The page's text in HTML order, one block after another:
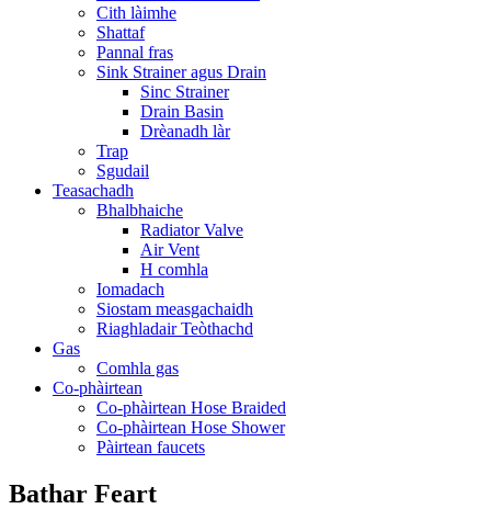
Cith làimhe
Shattaf
Pannal fras
Sink Strainer agus Drain
Sinc Strainer
Drain Basin
Drèanadh làr
Trap
Sgudail
Teasachadh
Bhalbhaiche
Radiator Valve
Air Vent
H comhla
Iomadach
Siostam measgachaidh
Riaghladair Teòthachd
Gas
Comhla gas
Co-phàirtean
Co-phàirtean Hose Braided
Co-phàirtean Hose Shower
Pàirtean faucets
Bathar Feart